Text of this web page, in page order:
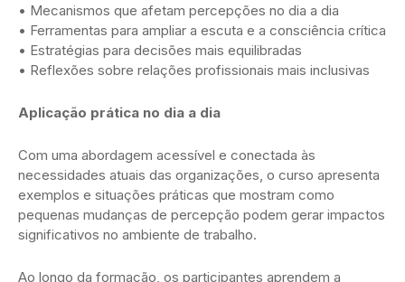
• Mecanismos que afetam percepções no dia a dia
• Ferramentas para ampliar a escuta e a consciência crítica
• Estratégias para decisões mais equilibradas
• Reflexões sobre relações profissionais mais inclusivas
Aplicação prática no dia a dia
Com uma abordagem acessível e conectada às
necessidades atuais das organizações, o curso apresenta
exemplos e situações práticas que mostram como
pequenas mudanças de percepção podem gerar impactos
significativos no ambiente de trabalho.
Ao longo da formação, os participantes aprendem a